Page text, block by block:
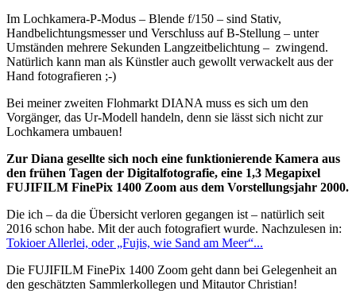
Im Lochkamera-P-Modus – Blende f/150 – sind Stativ,
Handbelichtungsmesser und Verschluss auf B-Stellung – unter
Umständen mehrere Sekunden Langzeitbelichtung – zwingend.
Natürlich kann man als Künstler auch gewollt verwackelt aus der
Hand fotografieren ;-)
Bei meiner zweiten Flohmarkt DIANA muss es sich um den
Vorgänger, das Ur-Modell handeln, denn sie lässt sich nicht zur
Lochkamera umbauen!
Zur Diana gesellte sich noch eine funktionierende Kamera aus
den frühen Tagen der Digitalfotografie, eine 1,3 Megapixel
FUJIFILM FinePix 1400 Zoom aus dem Vorstellungsjahr 2000.
Die ich – da die Übersicht verloren gegangen ist – natürlich seit
2016 schon habe. Mit der auch fotografiert wurde. Nachzulesen in:
Tokioer Allerlei, oder „Fujis, wie Sand am Meer“...
Die FUJIFILM FinePix 1400 Zoom geht dann bei Gelegenheit an
den geschätzten Sammlerkollegen und Mitautor Christian!